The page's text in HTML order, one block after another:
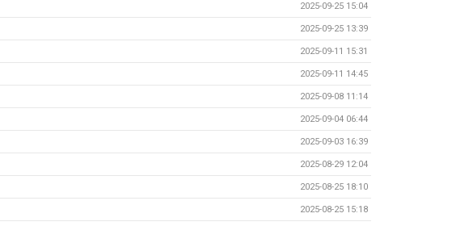
2025-09-25 15:04
2025-09-25 13:39
2025-09-11 15:31
2025-09-11 14:45
2025-09-08 11:14
2025-09-04 06:44
2025-09-03 16:39
2025-08-29 12:04
2025-08-25 18:10
2025-08-25 15:18